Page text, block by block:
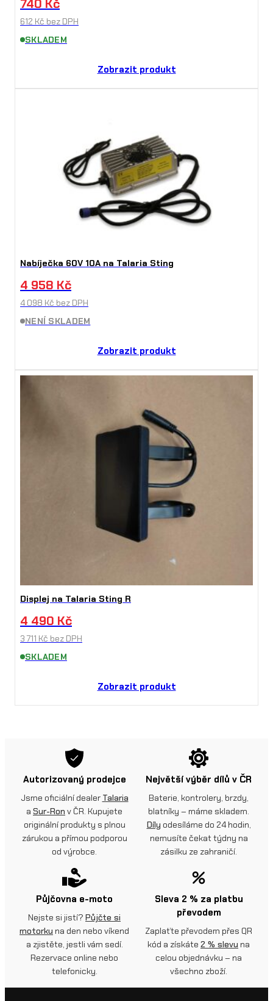
740 Kč
612 Kč bez DPH
SKLADEM
Zobrazit produkt
Nabíječka 60V 10A na Talaria Sting
4 958 Kč
4 098 Kč bez DPH
NENÍ SKLADEM
Zobrazit produkt
Displej na Talaria Sting R
4 490 Kč
3 711 Kč bez DPH
SKLADEM
Zobrazit produkt
Autorizovaný prodejce
Jsme oficiální dealer Talaria
a Sur-Ron v ČR. Kupujete
originální produkty s plnou
zárukou a přímou podporou
od výrobce.
Největší výběr dílů v ČR
Baterie, kontrolery, brzdy,
blatníky – máme skladem.
Díly odesíláme do 24 hodin,
nemusíte čekat týdny na
zásilku ze zahraničí.
Půjčovna e-moto
Nejste si jistí? Půjčte si
motorku na den nebo víkend
a zjistěte, jestli vám sedí.
Rezervace online nebo
telefonicky.
Sleva 2 % za platbu
převodem
Zaplaťte převodem přes QR
kód a získáte 2 % slevu na
celou objednávku – na
všechno zboží.